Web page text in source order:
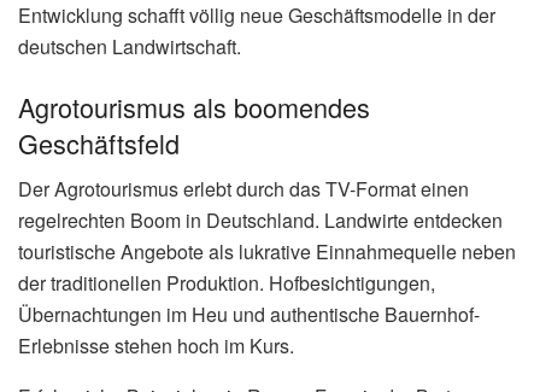
Entwicklung schafft völlig neue Geschäftsmodelle in der
deutschen Landwirtschaft.
Agrotourismus als boomendes
Geschäftsfeld
Der Agrotourismus erlebt durch das TV-Format einen
regelrechten Boom in Deutschland. Landwirte entdecken
touristische Angebote als lukrative Einnahmequelle neben
der traditionellen Produktion. Hofbesichtigungen,
Übernachtungen im Heu und authentische Bauernhof-
Erlebnisse stehen hoch im Kurs.